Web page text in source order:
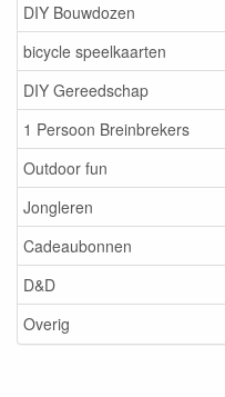
DIY Bouwdozen
bicycle speelkaarten
DIY Gereedschap
1 Persoon Breinbrekers
Outdoor fun
Jongleren
Cadeaubonnen
D&D
Overig